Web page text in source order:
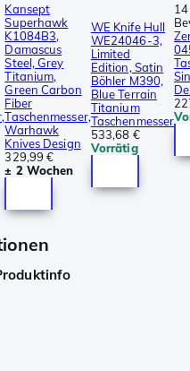
Kansept
Superhawk
K1084B3,
Damascus
Steel, Grey
Titanium,
Green Carbon
Fiber
Taschenmesser,
Warhawk
Knives Design
329,99 €
± 2 Wochen
WE Knife Hull
WE24046-3,
Limited
Edition, Satin
Böhler M390,
Blue Terrain
Titanium
Taschenmesser
533,68 €
Vorrätig
14